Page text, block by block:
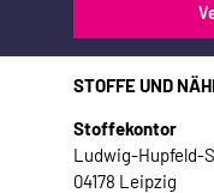
STOFFE UND
Stoffekontor
Ludwig-Hupfeld-
04178 Leipzig